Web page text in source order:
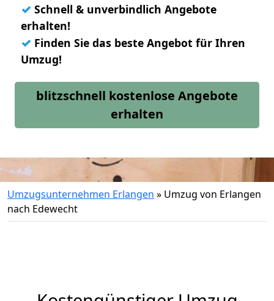
✓ Schnell & unverbindlich Angebote
erhalten!
✓ Finden Sie das beste Angebot für Ihren
Umzug!
blitzschnell kostenlose Angebote
erhalten
Umzugsunternehmen Erlangen » Umzug von Erlangen
nach Edewecht